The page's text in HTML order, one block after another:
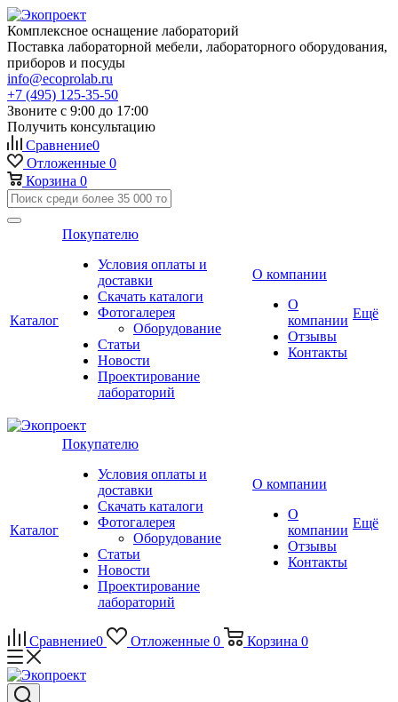
Комплексное оснащение лабораторий
Поставка лабораторной мебели, лабораторного оборудования,
приборов и посуды
info@ecoprolab.ru
+7 (495) 125-35-50
Звоните с 9:00 до 17:00
Получить консультацию
Сравнение0
Отложенные 0
Корзина 0
Каталог
Покупателю
Условия оплаты и
доставки
Скачать каталоги
Фотогалерея
Оборудование
Статьи
Новости
Проектирование
лабораторий
О компании
О
компании
Отзывы
Контакты
Ещё
Каталог
Покупателю
Условия оплаты и
доставки
Скачать каталоги
Фотогалерея
Оборудование
Статьи
Новости
Проектирование
лабораторий
О компании
О
компании
Отзывы
Контакты
Ещё
Сравнение0 Отложенные 0 Корзина 0